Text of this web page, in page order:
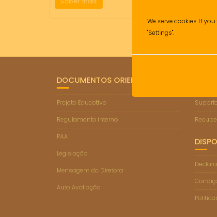
DOCUMENTOS ORIENTADORES
Projeto Educativo
Regulamento interno
PAA
Legislação
Mensagem da Diretora
Auto Avaliação
We serve cookies. If
"Settings".